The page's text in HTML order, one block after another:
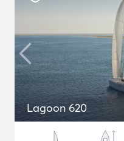
Lagoon 620